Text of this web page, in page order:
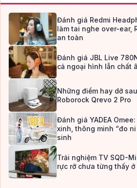
Đánh giá Redmi
làm tai nghe over-ear,
an toàn
Đánh giá JBL Live
cả ngoại hình lẫn chất
Những điểm hay dở
Roborock Qrevo 2 Pro
Đánh giá YADEA
xinh, thông minh “đo
sinh
Trải nghiệm TV SQD-
rực rỡ chưa từng thấy ở